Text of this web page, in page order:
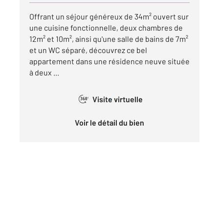
Offrant un séjour généreux de 34m² ouvert sur
une cuisine fonctionnelle, deux chambres de
12m² et 10m², ainsi qu'une salle de bains de 7m²
et un WC séparé, découvrez ce bel
appartement dans une résidence neuve située
à deux ...
360° Visite virtuelle
Voir le détail du bien